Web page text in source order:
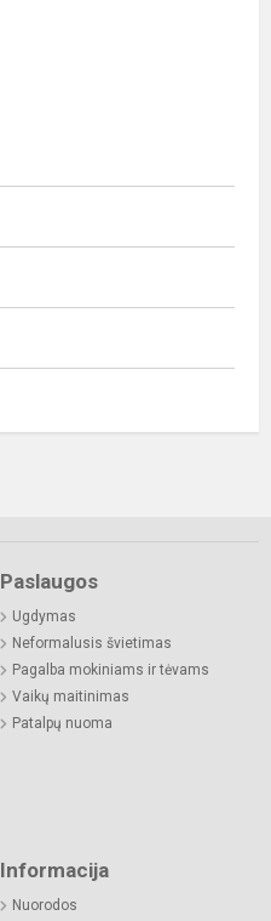
Paslaugos
Ugdymas
Neformalusis švietimas
Pagalba mokiniams ir tėvams
Vaikų maitinimas
Patalpų nuoma
Informacija
Nuorodos